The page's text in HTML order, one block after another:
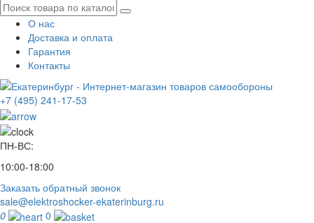
О нас
Доставка и оплата
Гарантия
Контакты
+7 (495) 241-17-53
ПН-ВС:
10:00-18:00
Заказать обратный звонок
sale@elektroshocker-ekaterinburg.ru
0
0